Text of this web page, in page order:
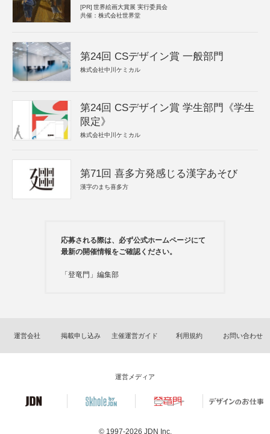
[PR] 世界絵画大賞展 実行委員会
共催：株式会社世界堂
第24回 CSデザイン賞 一般部門
株式会社中川ケミカル
第24回 CSデザイン賞 学生部門《学生
限定》
株式会社中川ケミカル
第71回 喜多方発感じる漢字あそび
漢字のまち喜多方
応募される際は、必ず公式ホームページにて
最新の開催情報をご確認ください。
「登竜門」編集部
運営会社 掲載申し込み 主催運営ガイド 利用規約 お問い合わせ
運営メディア
© 1997-2026 JDN Inc.